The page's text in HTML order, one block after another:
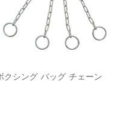
クシング バッグ チェーン